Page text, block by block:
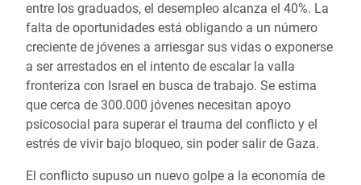
entre los graduados, el desempleo alcanza el 40%. La
falta de oportunidades está obligando a un número
creciente de jóvenes a arriesgar sus vidas o exponerse
a ser arrestados en el intento de escalar la valla
fronteriza con Israel en busca de trabajo. Se estima
que cerca de 300.000 jóvenes necesitan apoyo
psicosocial para superar el trauma del conflicto y el
estrés de vivir bajo bloqueo, sin poder salir de Gaza.
El conflicto supuso un nuevo golpe a la economía de